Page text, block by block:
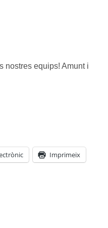
nostres equips! Amunt i
Imprimeix